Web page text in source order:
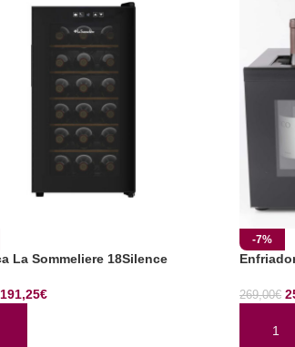
La Sommeliere 18Silence
191,25€
AL CARRITO
-7%
269,00€